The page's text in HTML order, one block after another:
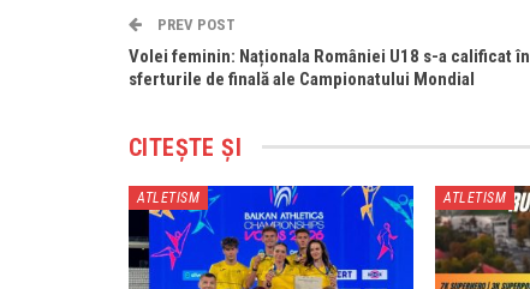
PREV POST
Volei feminin: Naționala României U18 s-a calificat în
sferturile de finală ale Campionatului Mondial
CITEȘTE ȘI
ATLETISM ATLETISM